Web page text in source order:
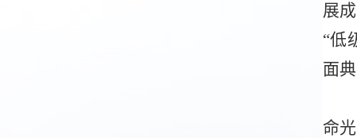
展
“低
面
命